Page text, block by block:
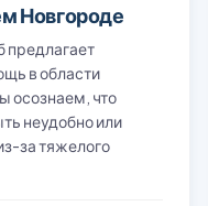
Новгороде
предлагает
в области
осознаем, что
неудобно или
за тяжелого